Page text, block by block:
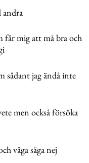
andra
får mig att må bra och
sådant jag ändå inte
men också försöka
våga säga nej